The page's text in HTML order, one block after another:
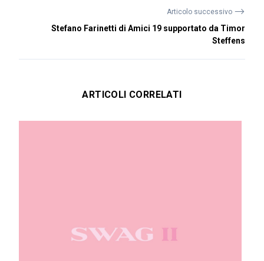
Articolo successivo ⟶
Stefano Farinetti di Amici 19 supportato da Timor
Steffens
ARTICOLI CORRELATI